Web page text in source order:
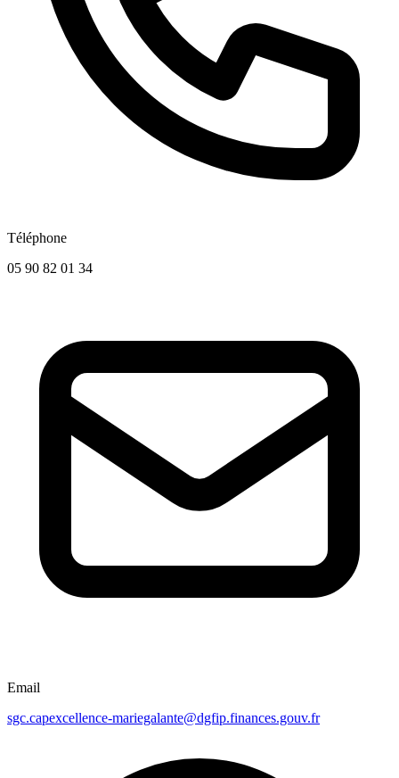
Téléphone
05 90 82 01 34
Email
sgc.capexcellence-mariegalante@dgfip.finances.gouv.fr